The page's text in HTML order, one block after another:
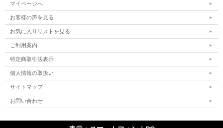
マイページへ
お客様の声を見る
お気に入りリストを見る
ご利用案内
特定商取引法表示
個人情報の取扱い
サイトマップ
お問い合わせ